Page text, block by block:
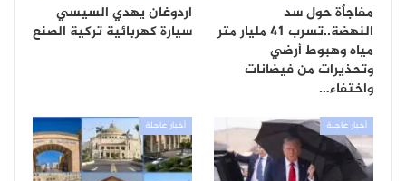
مفاجأة حول سد
النهضة..تسرب 41 مليار متر
مياه وهبوط أرضي
وتحذيرات من فيضانات
واختفاء…
اردوغان يهدي السيسي
سيارة كهربائية تركية الصنع
أخبار عاجلة أخبار عاجلة